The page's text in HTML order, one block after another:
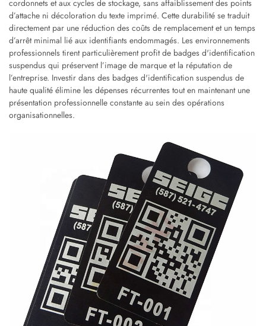
cordonnets et aux cycles de stockage, sans affaiblissement des points
d’attache ni décoloration du texte imprimé. Cette durabilité se traduit
directement par une réduction des coûts de remplacement et un temps
d’arrêt minimal lié aux identifiants endommagés. Les environnements
professionnels tirent particulièrement profit de badges d'identification
suspendus qui préservent l’image de marque et la réputation de
l’entreprise. Investir dans des badges d'identification suspendus de
haute qualité élimine les dépenses récurrentes tout en maintenant une
présentation professionnelle constante au sein des opérations
organisationnelles.